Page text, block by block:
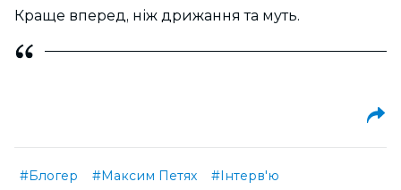
Краще вперед, ніж дрижання та муть.
#Блогер #Максим Петях
#Інтерв'ю